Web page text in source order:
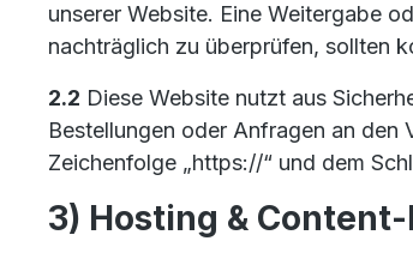
unserer Website. Eine Weitergabe
nachträglich zu überprüfen, sollten
2.2 Diese Website nutzt aus
Bestellungen oder Anfragen an den
Zeichenfolge „https://“ und dem
3) Hosting &